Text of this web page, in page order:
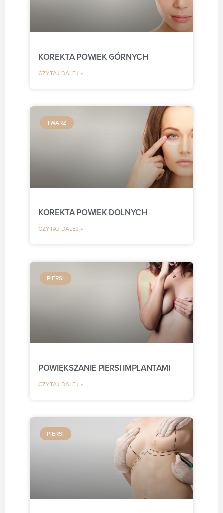
KOREKTA POWIEK GÓRNYCH
CZYTAJ DALEJ »
TWARZ
KOREKTA POWIEK DOLNYCH
CZYTAJ DALEJ »
PIERSI
POWIĘKSZANIE PIERSI IMPLANTAMI
CZYTAJ DALEJ »
PIERSI